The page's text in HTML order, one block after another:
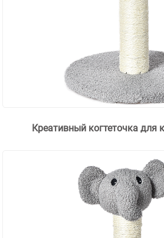
Креативный когтеточка для